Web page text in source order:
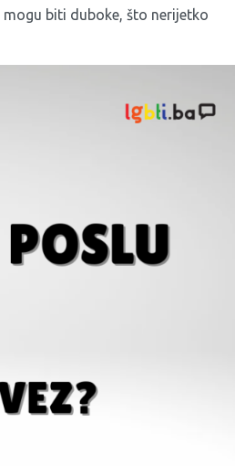
mogu biti duboke, što nerijetko